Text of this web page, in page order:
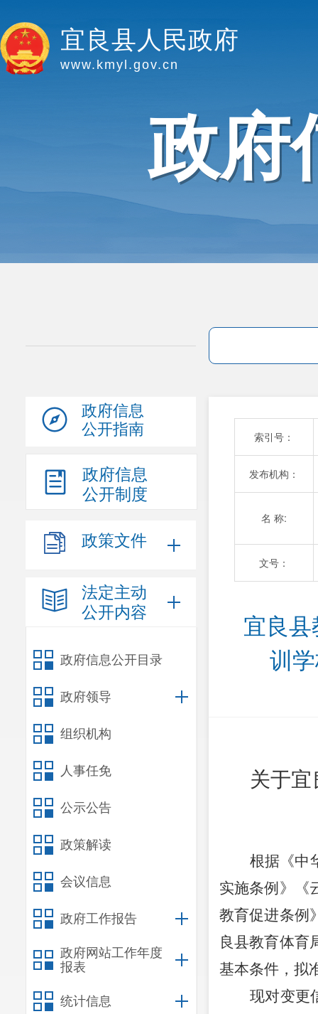
宜良县人民政府
www.kmyl.gov.cn
政府
政府信息
公开指南
政府信息
公开制度
政策文件
法定主动
公开内容
政府信息公开目录
政府领导
组织机构
人事任免
公示公告
政策解读
会议信息
政府工作报告
政府网站工作年度
报表
统计信息
索引号：
发布机构：
名 称:
文号：
宜良
训
关于宜
根据《中
实施条例》《
教育促进条例
良县教育体育
基本条件，拟
现对变更